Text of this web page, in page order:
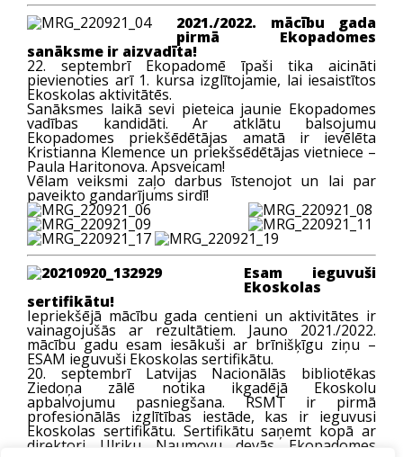
2021./2022. mācību gada
pirmā Ekopadomes
sanāksme ir aizvadīta!
22. septembrī Ekopadomē īpaši tika aicināti
pievienoties arī 1. kursa izglītojamie, lai iesaistītos
Ekoskolas aktivitātēs.
Sanāksmes laikā sevi pieteica jaunie Ekopadomes
vadības kandidāti. Ar atklātu balsojumu
Ekopadomes priekšēdētājas amatā ir ievēlēta
Kristianna Klemence un priekšsēdētājas vietniece –
Paula Haritonova. Apsveicam!
Vēlam veiksmi zaļo darbus īstenojot un lai par
paveikto gandarījums sirdī!
Esam ieguvuši
Ekoskolas
sertifikātu!
Iepriekšējā mācību gada centieni un aktivitātes ir
vainagojušās ar rezultātiem. Jauno 2021./2022.
mācību gadu esam iesākuši ar brīnišķīgu ziņu –
ESAM ieguvuši Ekoskolas sertifikātu.
20. septembrī Latvijas Nacionālās bibliotēkas
Ziedoņa zālē notika ikgadējā Ekoskolu
apbalvojumu pasniegšana. RSMT ir pirmā
profesionālās izglītības iestāde, kas ir ieguvusi
Ekoskolas sertifikātu. Sertifikātu saņemt kopā ar
direktori Ulriku Naumovu devās Ekopadomes